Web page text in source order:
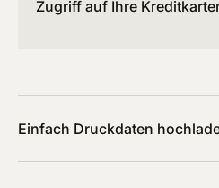
Zugriff auf Ihre
Einfach Druckdaten